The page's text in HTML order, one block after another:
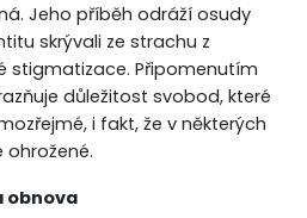
Jeho příběh odráží osudy
skrývali ze strachu z
stigmatizace. Připomenutím
důležitost svobod, které
i fakt, že v některých
obnova